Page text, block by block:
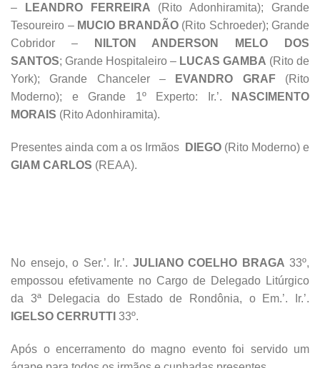
–
LEANDRO FERREIRA (Rito Adonhiramita); Grande
Tesoureiro – MUCIO BRANDÃO(Rito Schroeder); Grande
Cobridor –
NILTON ANDERSON MELO DOS
SANTOS; Grande Hospitaleiro – LUCAS GAMBA (Rito de
York); Grande Chanceler –
EVANDRO GRAF(Rito
Moderno); e Grande 1º Experto: Ir.’.
NASCIMENTO
MORAIS (Rito Adonhiramita).
Presentes ainda com a os Irmãos DIEGO (Rito Moderno) e
GIAM CARLOS (REAA).
No ensejo, o Ser.’. Ir.’. JULIANO COELHO BRAGA 33º,
empossou efetivamente no Cargo de Delegado Litúrgico
da 3ª Delegacia do Estado de Rondônia, o Em.’. Ir.’.
IGELSO CERRUTTI 33º.
Após o encerramento do magno evento foi servido um